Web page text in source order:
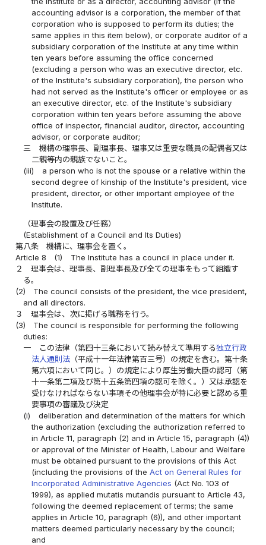
accounting advisor is a corporation, the member of that
corporation who is supposed to perform its duties; the
same applies in this item below), or corporate auditor of a
subsidiary corporation of the Institute at any time within
ten years before assuming the office concerned
(excluding a person who was an executive director, etc.
of the Institute's subsidiary corporation), the person who
had not served as the Institute's officer or employee or as
an executive director, etc. of the Institute's subsidiary
corporation within ten years before assuming the above
office of inspector, financial auditor, director, accounting
advisor, or corporate auditor;
三
機構の理事長、副理事長、理事又は重要な職員の配偶者又は
二親等内の親族でないこと。
(iii)
a person who is not the spouse or a relative within the
second degree of kinship of the Institute's president, vice
president, director, or other important employee of the
Institute.
（理事会の設置及び任務）
(Establishment of a Council and Its Duties)
第八条
機構に、理事会を置く。
Article 8
(1)
The Institute has a council in place under it.
２
理事会は、理事長、副理事長及び全ての理事をもって組織す
る。
(2)
The council consists of the president, the vice president,
and all directors.
３
理事会は、次に掲げる職務を行う。
(3)
The council is responsible for performing the following
duties:
一
この法律（第四十三条において読み替えて準用する独立行政
法人通則法（平成十一年法律第百三号）の規定を含む。第十条
第六項において同じ。）の規定により厚生労働大臣の認可（第
十一条第二項及び第十五条第四項の認可を除く。）又は承認を
受けなければならない事項その他理事会が特に必要と認める重
要事項の審議及び決定
(i)
deliberation and determination of the matters for which
the authorization (excluding the authorization referred to
in Article 11, paragraph (2) and in Article 15, paragraph (4))
or approval of the Minister of Health, Labour and Welfare
must be obtained pursuant to the provisions of this Act
(including the provisions of the Act on General Rules for
Incorporated Administrative Agencies (Act No. 103 of
1999), as applied mutatis mutandis pursuant to Article 43,
following the deemed replacement of terms; the same
applies in Article 10, paragraph (6)), and other important
matters deemed particularly necessary by the council;
and